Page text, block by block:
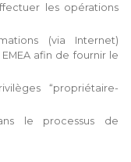
les opérations
(via Internet)
afin de fournir le
“propriétaire-
le processus de